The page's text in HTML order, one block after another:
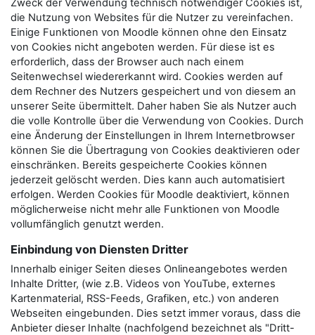
Zweck der Verwendung technisch notwendiger Cookies ist,
die Nutzung von Websites für die Nutzer zu vereinfachen.
Einige Funktionen von Moodle können ohne den Einsatz
von Cookies nicht angeboten werden. Für diese ist es
erforderlich, dass der Browser auch nach einem
Seitenwechsel wiedererkannt wird. Cookies werden auf
dem Rechner des Nutzers gespeichert und von diesem an
unserer Seite übermittelt. Daher haben Sie als Nutzer auch
die volle Kontrolle über die Verwendung von Cookies. Durch
eine Änderung der Einstellungen in Ihrem Internetbrowser
können Sie die Übertragung von Cookies deaktivieren oder
einschränken. Bereits gespeicherte Cookies können
jederzeit gelöscht werden. Dies kann auch automatisiert
erfolgen. Werden Cookies für Moodle deaktiviert, können
möglicherweise nicht mehr alle Funktionen von Moodle
vollumfänglich genutzt werden.
Einbindung von Diensten Dritter
Innerhalb einiger Seiten dieses Onlineangebotes werden
Inhalte Dritter, (wie z.B. Videos von YouTube, externes
Kartenmaterial, RSS-Feeds, Grafiken, etc.) von anderen
Webseiten eingebunden. Dies setzt immer voraus, dass die
Anbieter dieser Inhalte (nachfolgend bezeichnet als "Dritt-